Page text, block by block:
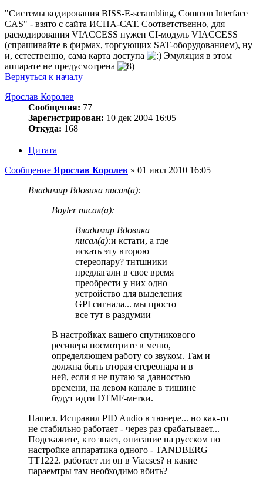
"Системы кодирования BISS-E-scrambling, Common Interface
CAS" - взято с сайта ИСПА-САТ. Соответственно, для
раскодирования VIACCESS нужен CI-модуль VIACCESS
(спрашивайте в фирмах, торгующих SAT-оборудованием), ну
и, естественно, сама карта доступа
Эмуляция в этом
аппарате не предусмотрена
Вернуться к началу
Ярослав Королев
Сообщения: 77
Зарегистрирован: 10 дек 2004 16:05
Откуда: 168
Цитата
Сообщение Ярослав Королев » 01 июл 2010 16:05
Владимир Вдовика писал(а):
Boyler писал(а):
Владимир Вдовика
писал(а):и кстати, а где
искать эту второю
стереопару? тнтшники
предлагали в свое время
преобрести у них одно
устройство для выделения
GPI сигнала... мы просто
все тут в раздумии
В настройках вашего спутникового
ресивера посмотрите в меню,
определяющем работу со звуком. Там и
должна быть вторая стереопара и в
ней, если я не путаю за давностью
времени, на левом канале в тишине
будут идти DTMF-метки.
Нашел. Исправил PID Audio в тюнере... но как-то
не стабильно работает - через раз срабатывает...
Подскажите, кто знает, описание на русском по
настройке аппаратика одного - TANDBERG
TT1222. работает ли он в Viacses? и какие
параемтры там необходимо вбить?